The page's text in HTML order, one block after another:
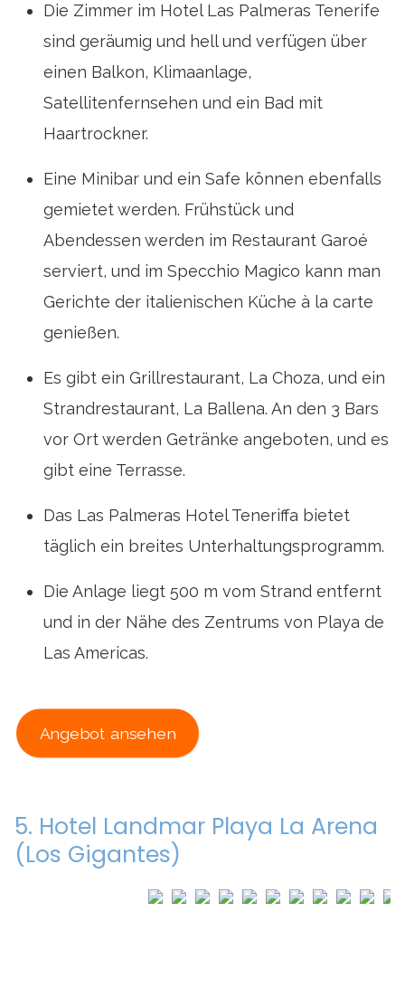
Die Zimmer im Hotel Las Palmeras Tenerife
sind geräumig und hell und verfügen über
einen Balkon, Klimaanlage,
Satellitenfernsehen und ein Bad mit
Haartrockner.
Eine Minibar und ein Safe können ebenfalls
gemietet werden. Frühstück und
Abendessen werden im Restaurant Garoé
serviert, und im Specchio Magico kann man
Gerichte der italienischen Küche à la carte
genießen.
Es gibt ein Grillrestaurant, La Choza, und ein
Strandrestaurant, La Ballena. An den 3 Bars
vor Ort werden Getränke angeboten, und es
gibt eine Terrasse.
Das Las Palmeras Hotel Teneriffa bietet
täglich ein breites Unterhaltungsprogramm.
Die Anlage liegt 500 m vom Strand entfernt
und in der Nähe des Zentrums von Playa de
Las Americas.
Angebot ansehen
5. Hotel Landmar Playa La Arena
(Los Gigantes)